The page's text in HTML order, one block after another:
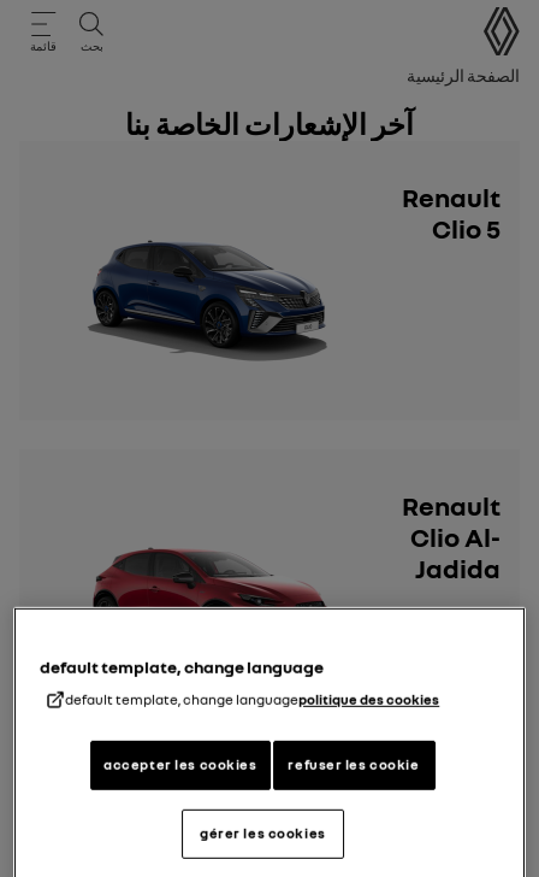
دليل المستخدم
بحث قائمة
مسار التنقل
الصفحة الرئيسية
آخر الإشعارات الخاصة بنا
Renault
Clio 5
Renault
Clio Al-
Jadida
default template, change language
default template, change languagepolitique des cookies
refuser les cookie
accepter les cookies
gérer les cookies